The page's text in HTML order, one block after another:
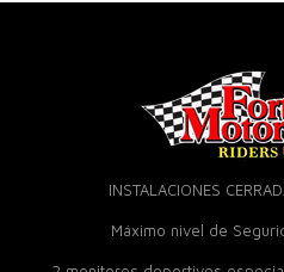
INSTALACIONES
Máximo nivel de